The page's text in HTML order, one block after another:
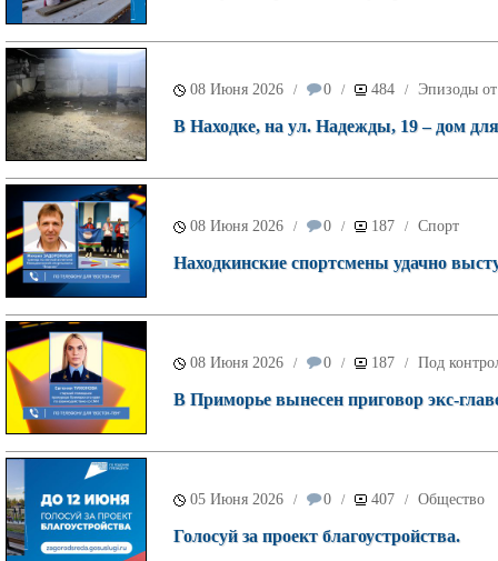
08 Июня 2026 / 0 / 484 / Эпизоды
В Находке, на ул. Надежды, 19 – дом для
08 Июня 2026 / 0 / 187 / Спорт
Находкинские спортсмены удачно
08 Июня 2026 / 0 / 187 / Под
В Приморье вынесен приговор экс-
05 Июня 2026 / 0 / 407 / Общество
Голосуй за проект благоустройства.